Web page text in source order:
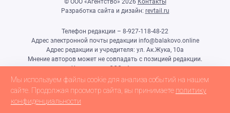
Разработка сайта и дизайн: revtail.ru
Телефон редакции – 8-927-118-48-22
Адрес электронной почты редакции info@balakovo.online
Адрес редакции и учредителя: ул. Ак.Жука, 10а
Мнение авторов может не совпадать с позицией редакции.
Учредитель: ООО «Агентство»
Гл.редактор Ивлиева Н.Н.
Настоящий ресурс может содержать материалы 18+
Мы используем файлы cookie для анализа событий на нашем
сайте. Продолжая просмотр сайта, вы принимаете политику
конфиденциальности